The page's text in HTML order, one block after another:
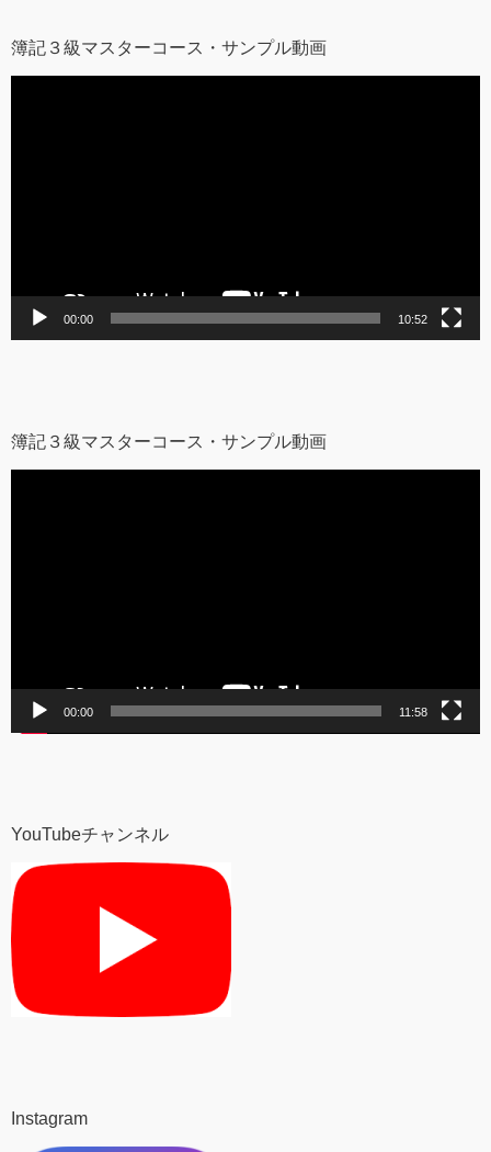
簿記３級マスターコース・サンプル動画
00:00 10:52
簿記３級マスターコース・サンプル動画
00:00 11:58
YouTubeチャンネル
Instagram